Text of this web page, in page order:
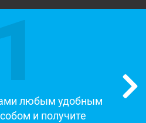
любым удобным
и получите